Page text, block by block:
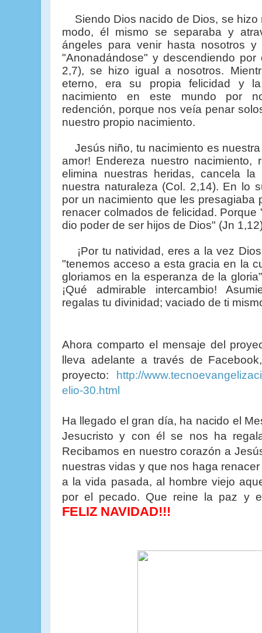
Siendo Dios nacido de Dios, se hizo
modo, él mismo se separaba y
ángeles para venir hasta nosotros
"Anonadándose" y descendiendo
2,7), se hizo igual a nosotros.
eterno, era su propia felicidad y
nacimiento en este mundo por
redención, porque nos veía penar
nuestro propio nacimiento.
Jesús niño, tu nacimiento es nuestra
amor! Endereza nuestro nacimiento,
elimina nuestras heridas, cancela la
nuestra naturaleza (Col. 2,14). En lo
por un nacimiento que les presagiaba
renacer colmados de felicidad.
dio poder de ser hijos de Dios" (Jn
¡Por tu natividad, eres a la vez
"tenemos acceso a esta gracia en la
gloriamos en la esperanza de la
¡Qué admirable intercambio!
regalas tu divinidad; vaciado de ti
Ahora comparto el mensaje del
lleva adelante a través de
proyecto: http://
elio-30.html
Ha llegado el gran día, ha nacido el
Jesucristo y con él se nos ha
Recibamos en nuestro corazón a
nuestras vidas y que nos haga
a la vida pasada, al hombre viejo
por el pecado. Que reine la paz y
FELIZ NAVIDAD!!!